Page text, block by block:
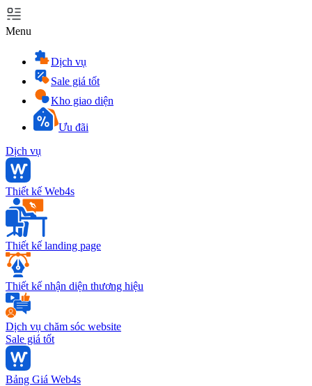
Menu
Dịch vụ
Sale giá tốt
Kho giao diện
Ưu đãi
Dịch vụ
Thiết kế Web4s
Thiết kế landing page
Thiết kế nhận diện thương hiệu
Dịch vụ chăm sóc website
Sale giá tốt
Bảng Giá Web4s